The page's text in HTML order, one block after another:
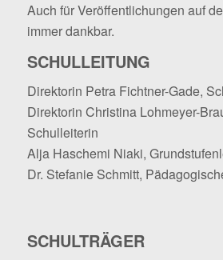
Auch für Veröffentlichungen auf
immer dankbar.
SCHULLEITUNG
Direktorin Petra Fichtner-Gade,
Direktorin Christina Lohmeyer-
Schulleiterin
Alja Haschemi Niaki,
Dr. Stefanie Schmitt,
SCHULTRÄGER